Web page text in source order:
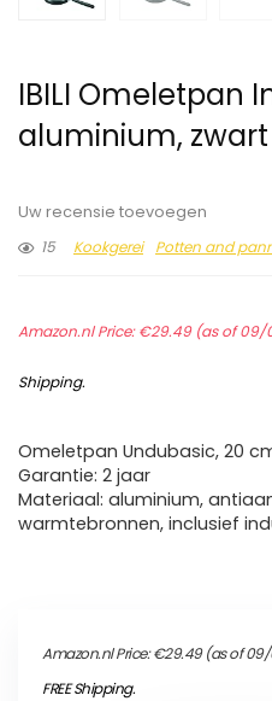
IBILI Omeletpan
aluminium, zwart
Uw recensie toevoegen
15
Kookgerei Potten and
Amazon.nl Price:€29.49(as of 09/
Shipping.
Omeletpan Undubasic, 20
Garantie: 2 jaar
Materiaal: aluminium,
warmtebronnen, inclusief
Amazon.nl Price:€29.49(as of 09/
FREE Shipping.